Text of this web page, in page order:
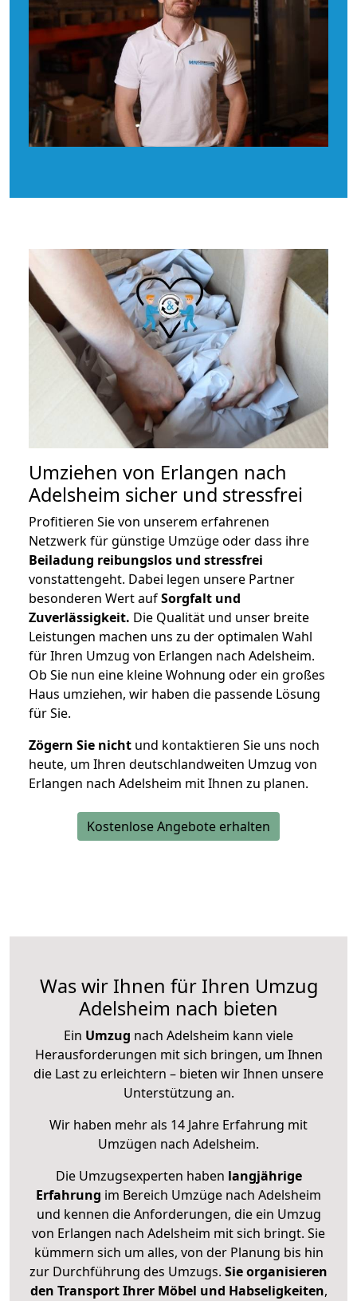
Umziehen von Erlangen nach
Adelsheim sicher und stressfrei
Profitieren Sie von unserem erfahrenen
Netzwerk für günstige Umzüge oder dass ihre
Beiladung reibungslos und stressfrei
vonstattengeht. Dabei legen unsere Partner
besonderen Wert aufSorgfalt und
Zuverlässigkeit. Die Qualität und unser breite
Leistungen machen uns zu der optimalen Wahl
für Ihren Umzug von Erlangen nach Adelsheim.
Ob Sie nun eine kleine Wohnung oder ein großes
Haus umziehen, wir haben die passende Lösung
für Sie.
Zögern Sie nicht und kontaktieren Sie uns noch
heute, um Ihren deutschlandweiten Umzug von
Erlangen nach Adelsheim mit Ihnen zu planen.
Kostenlose Angebote erhalten
Was wir Ihnen für Ihren Umzug
Adelsheim nach bieten
Ein Umzug nach Adelsheim kann viele
Herausforderungen mit sich bringen, um Ihnen
die Last zu erleichtern – bieten wir Ihnen unsere
Unterstützung an.
Wir haben mehr als 14 Jahre Erfahrung mit
Umzügen nach Adelsheim.
Die Umzugsexperten haben langjährige
Erfahrung im Bereich Umzüge nach Adelsheim
und kennen die Anforderungen, die ein Umzug
von Erlangen nach Adelsheim mit sich bringt. Sie
kümmern sich um alles, von der Planung bis hin
zur Durchführung des Umzugs. Sie organisieren
den Transport Ihrer Möbel und Habseligkeiten,